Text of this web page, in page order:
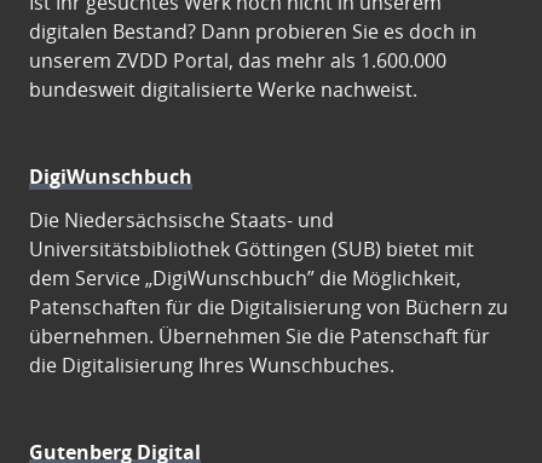
digitalen Bestand? Dann probieren Sie es doch in
unserem ZVDD Portal, das mehr als 1.600.000
bundesweit digitalisierte Werke nachweist.
DigiWunschbuch
Die Niedersächsische Staats- und
Universitätsbibliothek Göttingen (SUB) bietet mit
dem Service „DigiWunschbuch” die Möglichkeit,
Patenschaften für die Digitalisierung von Büchern zu
übernehmen. Übernehmen Sie die Patenschaft für
die Digitalisierung Ihres Wunschbuches.
Gutenberg Digital